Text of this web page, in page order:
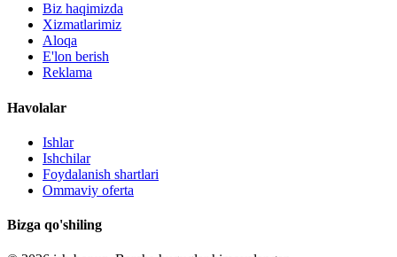
Biz haqimizda
Xizmatlarimiz
Aloqa
E'lon berish
Reklama
Havolalar
Ishlar
Ishchilar
Foydalanish shartlari
Ommaviy oferta
Bizga qo'shiling